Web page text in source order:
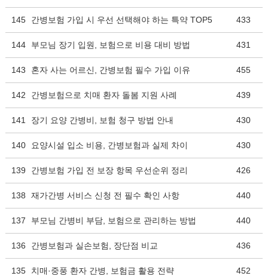
145 간병보험 가입 시 우선 선택해야 하는 특약 TOP5 433
144 부모님 장기 입원, 보험으로 비용 대비 방법 431
143 혼자 사는 어르신, 간병보험 필수 가입 이유 455
142 간병보험으로 치매 환자 돌봄 지원 사례 439
141 장기 요양 간병비, 보험 청구 방법 안내 430
140 요양시설 입소 비용, 간병보험과 실제 차이 430
139 간병보험 가입 전 보장 항목 우선순위 정리 426
138 재가간병 서비스 신청 전 필수 확인 사항 440
137 부모님 간병비 부담, 보험으로 관리하는 방법 440
136 간병보험과 실손보험, 장단점 비교 436
135 치매·중풍 환자 간병, 보험금 활용 전략 452